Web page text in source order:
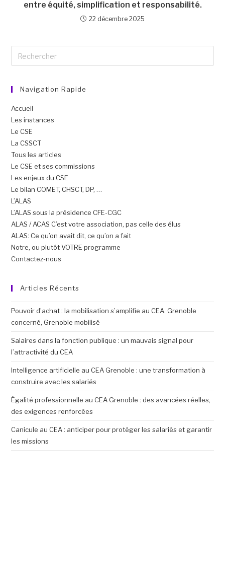
entre équité, simplification et responsabilité.
22 décembre 2025
Navigation Rapide
Accueil
Les instances
Le CSE
La CSSCT
Tous les articles
Le CSE et ses commissions
Les enjeux du CSE
Le bilan COMET, CHSCT, DP, …
L’ALAS
L’ALAS sous la présidence CFE-CGC
ALAS / ACAS C’est votre association, pas celle des élus
ALAS: Ce qu’on avait dit, ce qu’on a fait
Notre, ou plutôt VOTRE programme
Contactez-nous
Articles Récents
Pouvoir d’achat : la mobilisation s’amplifie au CEA. Grenoble
concerné, Grenoble mobilisé
Salaires dans la fonction publique : un mauvais signal pour
l’attractivité du CEA
Intelligence artificielle au CEA Grenoble : une transformation à
construire avec les salariés
Égalité professionnelle au CEA Grenoble : des avancées réelles,
des exigences renforcées
Canicule au CEA : anticiper pour protéger les salariés et garantir
les missions